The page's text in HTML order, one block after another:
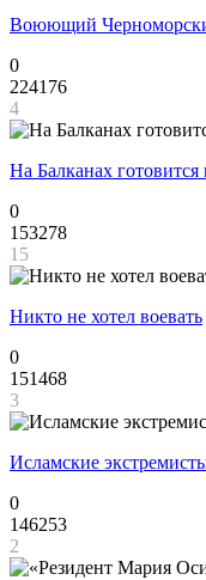
Воюющий
0
224176
4
На Балканах
0
153278
15
Никто не хотел воевать
0
151468
3
Исламские
0
146253
2